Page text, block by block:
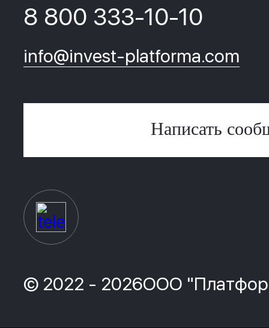
8 800 333-10-10
info@invest-platforma.com
Написать
© 2022 - 2026ООО